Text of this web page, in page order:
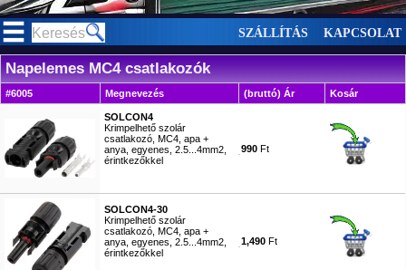
SZÁLLÍTÁS KAPCSOLAT
Napelemes MC4 csatlakozók
#6005 Megnevezés (bruttó) Ár Kosár
SOLCON4
Krimpelhető szolár
csatlakozó, MC4, apa +
anya, egyenes, 2.5...4mm2,
érintkezőkkel
990 Ft
SOLCON4-30
Krimpelhető szolár
csatlakozó, MC4, apa +
anya, egyenes, 2.5...4mm2,
érintkezőkkel
1,490 Ft